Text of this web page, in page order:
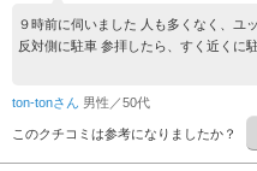
９時前に伺いました 人も多くなく、ユ
反対側に駐車 参拝したら、すく近くに
ton-tonさん 男性／50代
このクチコミは参考になりましたか？